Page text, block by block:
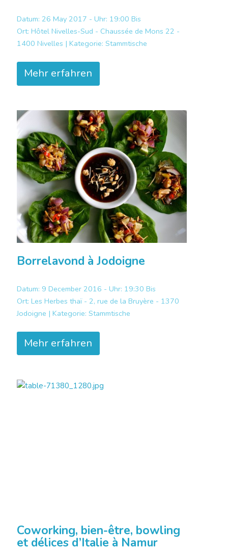
Datum: 26 May 2017 - Uhr: 19:00 Bis
Ort: Hôtel Nivelles-Sud - Chaussée de Mons 22 -
1400 Nivelles | Kategorie: Stammtische
Mehr erfahren
Borrelavond à Jodoigne
Datum: 9 December 2016 - Uhr: 19:30 Bis
Ort: Les Herbes thaï - 2, rue de la Bruyère - 1370
Jodoigne | Kategorie: Stammtische
Mehr erfahren
Coworking, bien-être, bowling
et délices d’Italie à Namur